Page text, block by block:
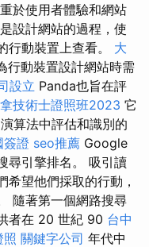
於使用者體驗和網站
設計網站的過程，使
行動裝置上查看。 大
行動裝置設計網站時需
設立 Panda也旨在評
技術士證照班2023 它
算法中評估和識別的
簽證 seo推薦 Google
尋引擎排名。 吸引讀
望他們採取的行動，
隨著第一個網路搜尋
者在 20 世紀 90 台中
照 關鍵字公司 年代中